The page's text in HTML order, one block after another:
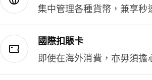
集中管理各種貨幣，兼享秒
國際扣賬卡
即使在海外消費，亦毋須